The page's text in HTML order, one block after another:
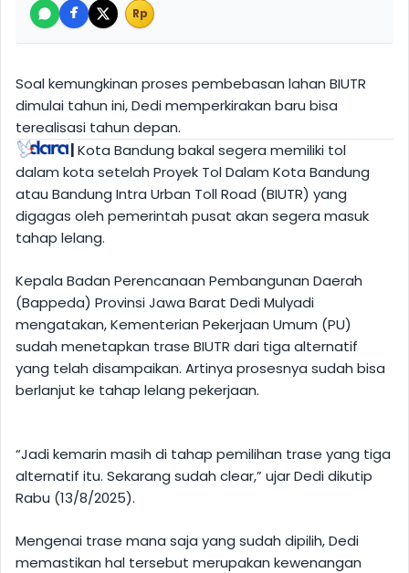
Rp
Soal kemungkinan proses pembebasan lahan BIUTR
dimulai tahun ini, Dedi memperkirakan baru bisa
terealisasi tahun depan.
|Kota Bandung bakal segera memiliki tol
dalam kota setelah Proyek Tol Dalam Kota Bandung
atau Bandung Intra Urban Toll Road (BIUTR) yang
digagas oleh pemerintah pusat akan segera masuk
tahap lelang.
Kepala Badan Perencanaan Pembangunan Daerah
(Bappeda) Provinsi Jawa Barat Dedi Mulyadi
mengatakan, Kementerian Pekerjaan Umum (PU)
sudah menetapkan trase BIUTR dari tiga alternatif
yang telah disampaikan. Artinya prosesnya sudah bisa
berlanjut ke tahap lelang pekerjaan.
“Jadi kemarin masih di tahap pemilihan trase yang tiga
alternatif itu. Sekarang sudah clear,” ujar Dedi dikutip
Rabu (13/8/2025).
Mengenai trase mana saja yang sudah dipilih, Dedi
memastikan hal tersebut merupakan kewenangan